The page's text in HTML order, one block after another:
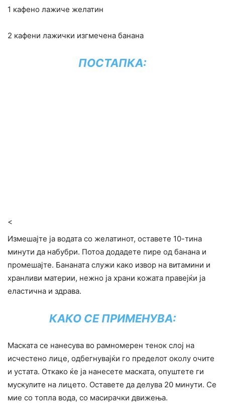
1 кафено лажиче желатин
2 кафени лажички изгмечена банана
ПОСТАПКА:
<
Измешајте ја водата со желатинот, оставете 10-тина
минути да набубри. Потоа додадете пире од банана и
промешајте. Бананата служи како извор на витамини и
хранливи материи, нежно ја храни кожата правејќи ја
еластична и здрава.
КАКО СЕ ПРИМЕНУВА:
Маската се нанесува во рамномерен тенок слој на
исчестено лице, одбегнувајќи го пределот околу очите
и устата. Откако ќе ја нанесете маската, опуштете ги
мускулите на лицето. Оставете да делува 20 минути. Се
мие со топла вода, со масирачки движења.